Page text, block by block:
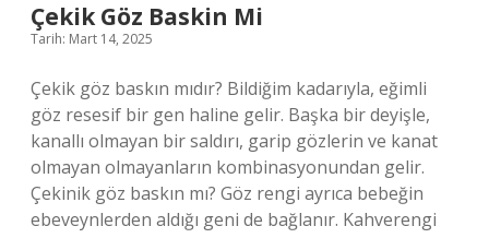
Çekik Göz Baskin Mi
Tarih: Mart 14, 2025
Çekik göz baskın mıdır? Bildiğim kadarıyla, eğimli
göz resesif bir gen haline gelir. Başka bir deyişle,
kanallı olmayan bir saldırı, garip gözlerin ve kanat
olmayan olmayanların kombinasyonundan gelir.
Çekinik göz baskın mı? Göz rengi ayrıca bebeğin
ebeveynlerden aldığı geni de bağlanır. Kahverengi